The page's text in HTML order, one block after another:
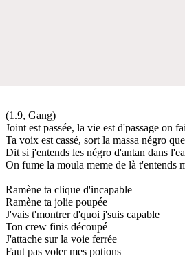
(1.9, Gang)
Joint est passée, la vie est d'passage on
Ta voix est cassé, sort la massa négro
Dit si j'entends les négro d'antan dans
On fume la moula meme de là t'entends
Ramène ta clique d'incapable
Ramène ta jolie poupée
J'vais t'montrer d'quoi j'suis capable
Ton crew finis découpé
J'attache sur la voie ferrée
Faut pas voler mes potions